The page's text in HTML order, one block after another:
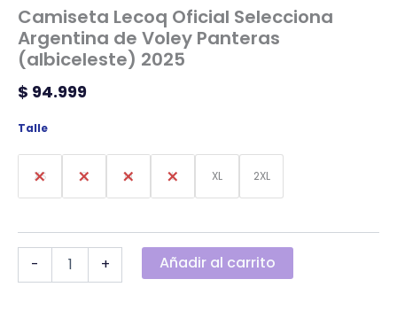
Camiseta Lecoq Oficial Selecciona
Argentina de Voley Panteras
(albiceleste) 2025
$ 94.999
Talle
XS S M L XL 2XL
- + Añadir al carrito